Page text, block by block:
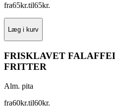
fra65kr.til65kr.
Læg i kurv
FRISKLAVET
FRITTER
Alm. pita
fra60kr.til60kr.